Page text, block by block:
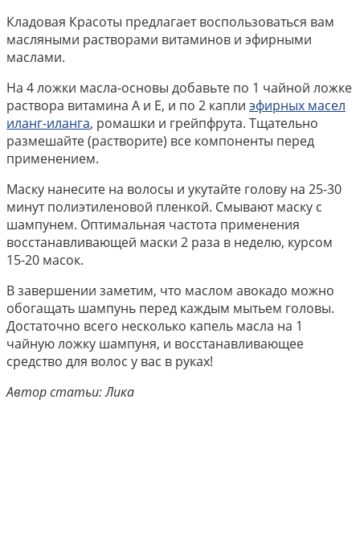
Кладовая Красоты предлагает воспользоваться вам
масляными растворами витаминов и эфирными
маслами.
На 4 ложки масла-основы добавьте по 1 чайной ложке
раствора витамина А и Е, и по 2 капли эфирных масел
иланг-иланга, ромашки и грейпфрута. Тщательно
размешайте (растворите) все компоненты перед
применением.
Маску нанесите на волосы и укутайте голову на 25-30
минут полиэтиленовой пленкой. Смывают маску с
шампунем. Оптимальная частота применения
восстанавливающей маски 2 раза в неделю, курсом
15-20 масок.
В завершении заметим, что маслом авокадо можно
обогащать шампунь перед каждым мытьем головы.
Достаточно всего несколько капель масла на 1
чайную ложку шампуня, и восстанавливающее
средство для волос у вас в руках!
Автор статьи: Лика